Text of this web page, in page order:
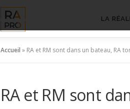
LA
Accueil » RA et RM sont dans un bateau, RA
RA et RM sont